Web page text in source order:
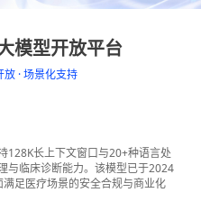
模型开放平台
放 · 场景化支持
128K长上下文窗口与20+种语言处
与临床诊断能力。该模型已于2024
足医疗场景的安全合规与商业化